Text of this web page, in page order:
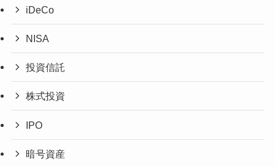
iDeCo
NISA
投資信託
株式投資
IPO
暗号資産